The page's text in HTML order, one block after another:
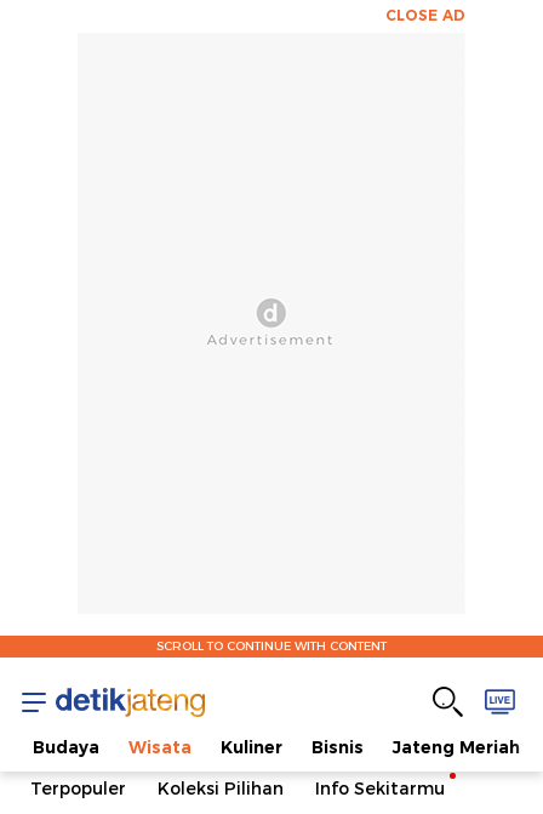
CLOSE AD
SCROLL TO CONTINUE WITH CONTENT
Budaya Wisata Kuliner Bisnis
Jateng Meriah
Terpopuler
Koleksi Pilihan Info Sekitarmu